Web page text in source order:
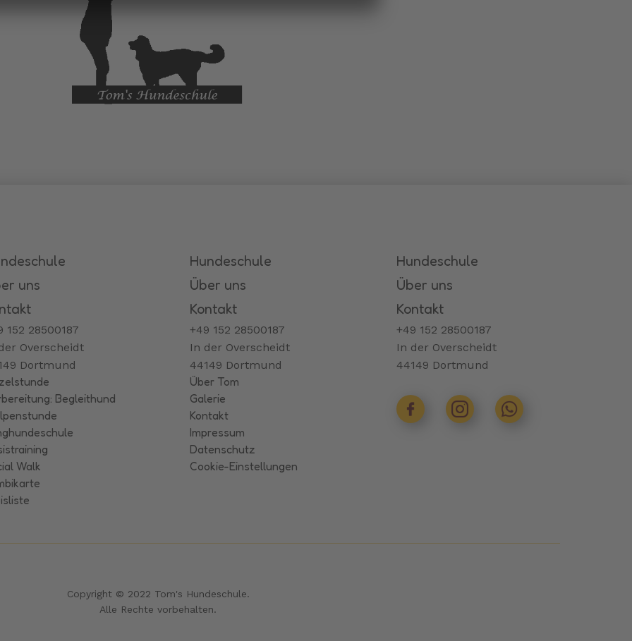
uns
152 28500187
Overscheidt
Dortmund
Begleithund
Walk
Hundeschule
Über uns
Kontakt
+49 152 28500187
In der Overscheidt
44149 Dortmund
Über Tom
Galerie
Kontakt
Impressum
Datenschutz
Cookie-Einstellungen
Hundeschule
Über uns
Kontakt
+49 152 28500187
In der Overscheidt
44149 Dortmund
Copyright © 2022 Tom's Hundeschule.
Alle Rechte vorbehalten.